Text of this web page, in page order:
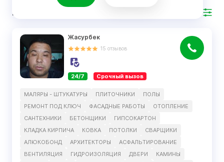
РЕЗУЛЬТАТ
Жасурбек
15 отзывов
24/7 Срочный вызов
МАЛЯРЫ - ШТУКАТУРЫ ПЛИТОЧНИКИ
ПОЛЫ
РЕМОНТ ПОД КЛЮЧ
ФАСАДНЫЕ РАБОТЫ
ОТОПЛЕНИЕ
САНТЕХНИКИ
БЕТОНЩИКИ
ГИПСОКАРТОН
КЛАДКА КИРПИЧА
КОВКА ПОТОЛКИ
СВАРЩИКИ
АЛЮКОБОНД
АРХИТЕКТОРЫ
АСФАЛЬТИРОВАНИЕ
ВЕНТИЛЯЦИЯ
ГИДРОИЗОЛЯЦИЯ ДВЕРИ
КАМИНЫ